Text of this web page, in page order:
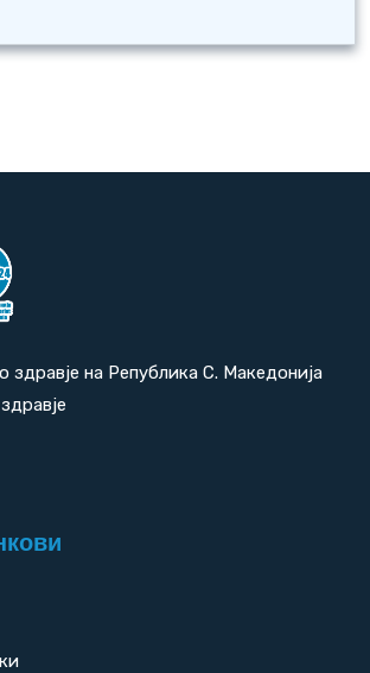
здравје на Република С. Македонија